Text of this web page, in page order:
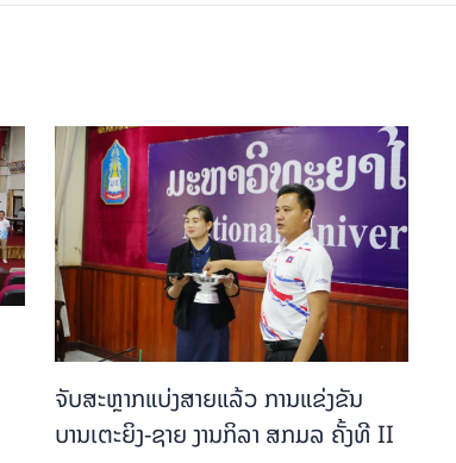
ຈັບສະຫຼາກແບ່ງສາຍແລ້ວ ການແຂ່ງຂັນ
ບານເຕະຍິງ-ຊາຍ ງານກິລາ ສກມລ ຄັ້ງທີ II